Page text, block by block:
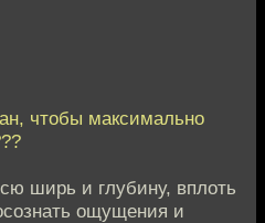
чтобы максимально
ширь и глубину, вплоть
ощущения и